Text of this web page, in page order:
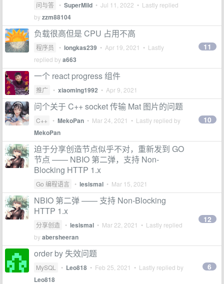
问与答 • SuperMild • Jul 11, 2022 • Lastly replied
byzzm88104
负载很高但是 CPU 占用不高
程序员 • longkas239 • Apr 19, 2021 • Lastly
replied bya663
11
一个 react progress 组件
推广 • xiaoming1992 • Apr 9, 2021
问个关于 C++ socket 传输 Mat 图片的问题
C++ • MekoPan • Mar 24, 2021 • Lastly replied by
MekoPan
10
迫于分享创造节点似乎不对，重新发到 GO
节点 —— NBIO 第二弹，支持 Non-
Blocking HTTP 1.x
Go 编程语言 • lesismal • Mar 15, 2021
NBIO 第二弹 —— 支持 Non-Blocking
HTTP 1.x
分享创造 • lesismal • Mar 22, 2021 • Lastly replied
byabersheeran
12
order by 失效问题
MySQL • Leo818 • Feb 25, 2021 • Lastly replied by
Leo818
6